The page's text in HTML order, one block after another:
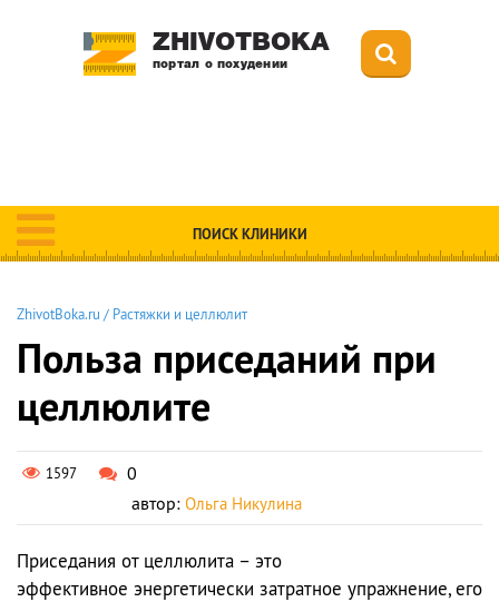
ZHIVOTBOKA
портал о похудении
ПОИСК КЛИНИКИ
ZhivotBoka.ru / Растяжки и целлюлит
Польза приседаний при
целлюлите
1597
0
автор: Ольга Никулина
Приседания от целлюлита – это
эффективное энергетически затратное упражнение, его